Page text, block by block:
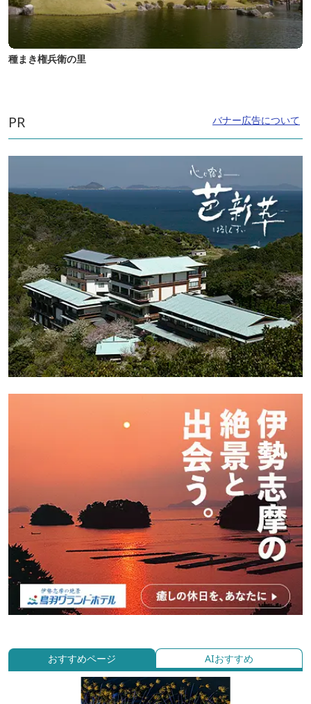
種まき権兵衛の里
PR バナー広告について
おすすめページ AIおすすめ